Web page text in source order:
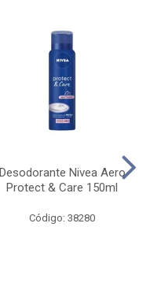
Desodorante Nivea Aero
Protect & Care 150ml
Código: 38280